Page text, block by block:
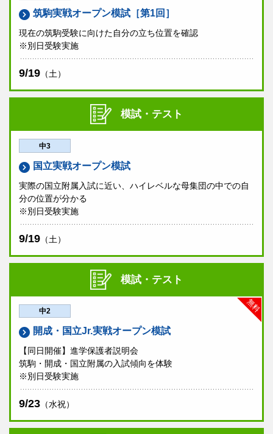
筑駒実戦オープン模試［第1回］
現在の筑駒受験に向けた自分の立ち位置を確認
※別日受験実施
9/19 （土）
模試・テスト
中3
国立実戦オープン模試
実際の国立附属入試に近い、ハイレベルな母集団の中での自
分の位置が分かる
※別日受験実施
9/19 （土）
模試・テスト
無料
中2
開成・国立Jr.実戦オープン模試
【同日開催】進学保護者説明会
筑駒・開成・国立附属の入試傾向を体験
※別日受験実施
9/23 （水祝）